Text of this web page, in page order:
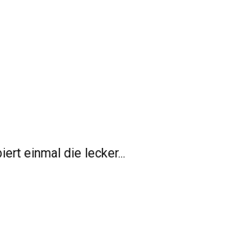
einmal die lecker...